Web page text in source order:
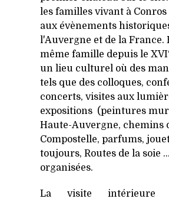
les familles vivant à
aux évènements
l'Auvergne et de la France.
même famille depuis le
un lieu culturel où des
tels que des colloques,
concerts, visites aux
expositions (peintures
Haute-Auvergne, chemins
Compostelle, parfums,
toujours, Routes de la soie
organisées.
La visite intérieure